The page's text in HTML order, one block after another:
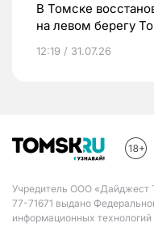
В Томске
на левом берегу
12:19 / 31.07.26
Учредитель ООО
77-71671 выдано
информационных